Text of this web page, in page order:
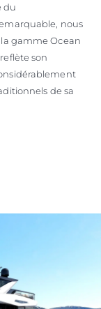
du
nous
gamme Ocean
son
de sa